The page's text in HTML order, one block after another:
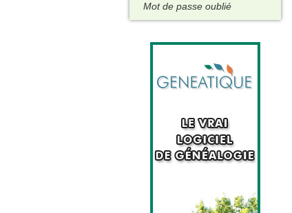
Mot de passe oublié